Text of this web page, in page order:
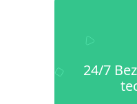
24/7